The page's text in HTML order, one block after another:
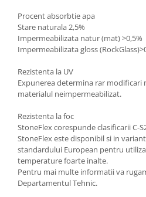
Procent absorbtie apa
Stare naturala 2,5%
Impermeabilizata natur (mat) >0,5%
Impermeabilizata gloss
Rezistenta la UV
Expunerea determina rar modificari
materialul neimpermeabilizat.
Rezistenta la foc
StoneFlex corespunde clasificarii C-
StoneFlex este disponibil si in
standardului European pentru
temperature foarte inalte.
Pentru mai multe informatii va
Departamentul Tehnic.